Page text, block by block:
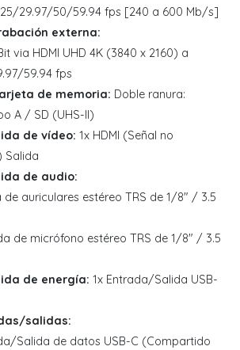
29.97/50/59.94 fps [240 a 600 Mb/s]
externa:
via HDMI UHD 4K (3840 x 2160) a
59.94 fps
de memoria: Doble ranura:
A / SD (UHS-II)
de vídeo: 1x HDMI (Señal no
Salida
de audio:
de auriculares estéreo TRS de 1/8" / 3.5
de micrófono estéreo TRS de 1/8" / 3.5
de energía: 1x Entrada/Salida USB-
salidas:
Salida de datos USB-C (Compartido